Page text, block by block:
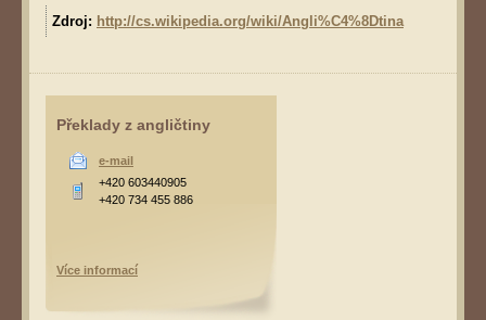
Zdroj: http://cs.wikipedia.org/wiki/Angli%C4%8Dtina
Překlady z angličtiny
e-mail
+420 603440905
+420 734 455 886
Více informací